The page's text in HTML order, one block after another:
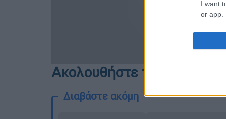
I want
or app.
I want
I want
Ακολουθήστε το ethnos.gr
Διαβάστε ακόμη